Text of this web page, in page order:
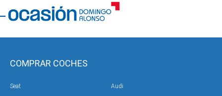
COMPRAR COCHES
Seat Audi